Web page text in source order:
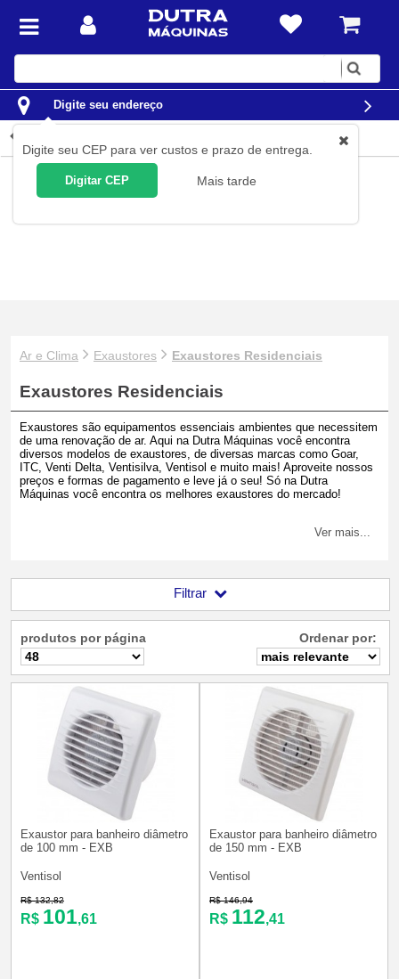
Digite
Digite seu endereço
Digite seu CEP para ver custos e prazo de entrega.
Digitar CEP Mais tarde
Ar e Clima Exaustores Exaustores Residenciais
Exaustores Residenciais
Exaustores são equipamentos essenciais ambientes que necessitem
de uma renovação de ar. Aqui na Dutra Máquinas você encontra
diversos modelos de exaustores, de diversas marcas como Goar,
ITC, Venti Delta, Ventisilva, Ventisol e muito mais! Aproveite nossos
preços e formas de pagamento e leve já o seu! Só na Dutra
Máquinas você encontra os melhores exaustores do mercado!
Ver mais...
Filtrar
produtos por página Ordenar por:
Exaustor para banheiro diâmetro
de 100 mm - EXB
Ventisol
R$ 132,82
R$ 101,61
Exaustor para banheiro diâmetro
de 150 mm - EXB
Ventisol
R$ 146,94
R$ 112,41